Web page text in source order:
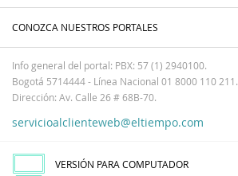
CONOZCA NUESTROS PORTALES
Info general del portal: PBX: 57 (1) 2940100.
Bogotá 5714444 - Línea Nacional 01 8000 110 211.
Dirección: Av. Calle 26 # 68B-70.
servicioalclienteweb@eltiempo.com
VERSIÓN PARA COMPUTADOR